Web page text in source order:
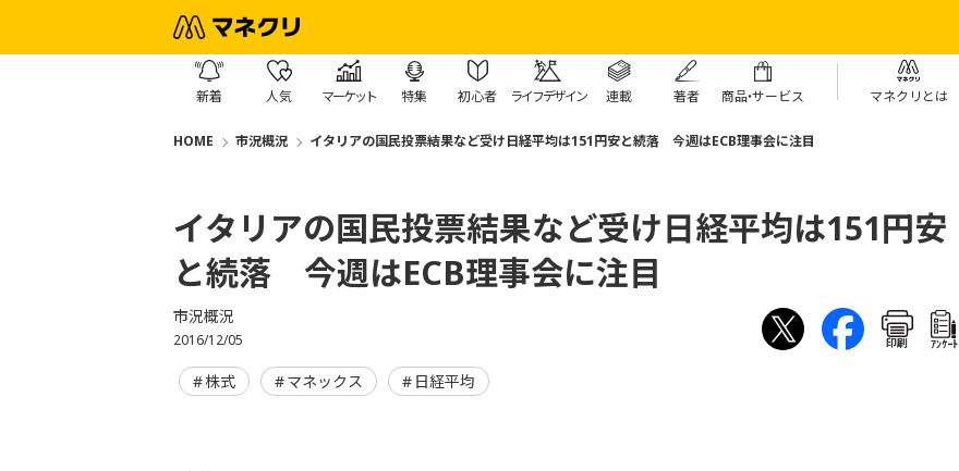
新着 人気 マーケット 特集 初心者 ライフデザイン 連載 著者 商品・サービス マネクリとは
HOME 市況概況 イタリアの国民投票結果など受け日経平均は151円安と続落 今週はECB理事会に注目
イタリアの国民投票結果など受け日経平均は151円安
と続落 今週はECB理事会に注目
市況概況
2016/12/05 印刷 ｱﾝｹｰﾄ
株式 マネックス 日経平均